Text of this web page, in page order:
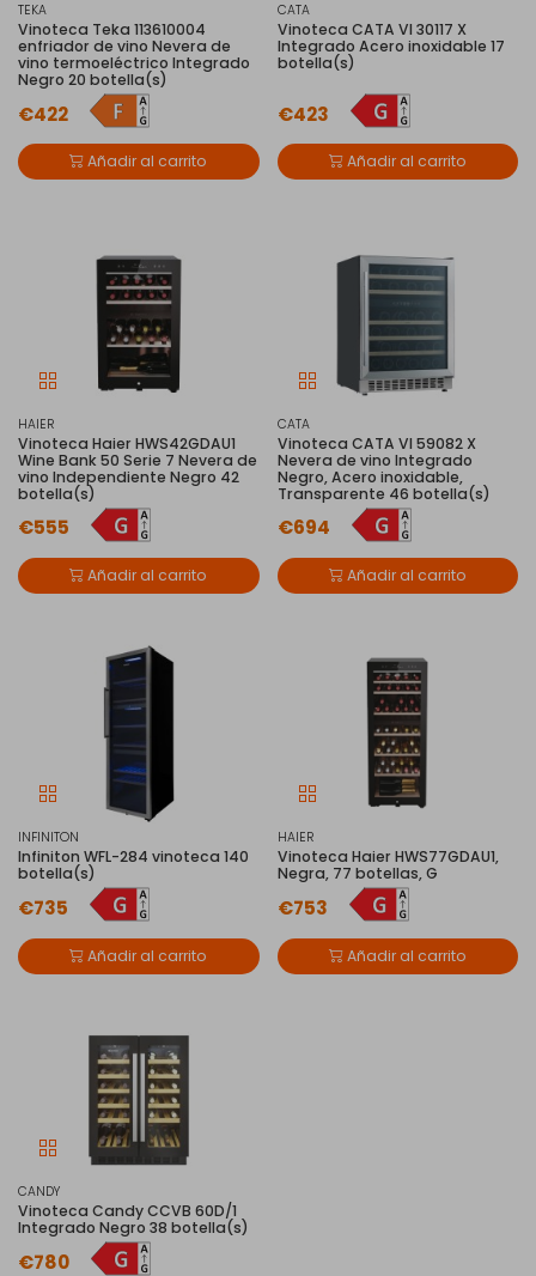
TEKA
Vinoteca Teka 113610004
enfriador de vino Nevera de
vino termoeléctrico Integrado
Negro 20 botella(s)
€422
Añadir al carrito
CATA
Vinoteca CATA VI 30117 X
Integrado Acero inoxidable 17
botella(s)
€423
Añadir al carrito
HAIER
Vinoteca Haier HWS42GDAU1
Wine Bank 50 Serie 7 Nevera de
vino Independiente Negro 42
botella(s)
€555
Añadir al carrito
CATA
Vinoteca CATA VI 59082 X
Nevera de vino Integrado
Negro, Acero inoxidable,
Transparente 46 botella(s)
€694
Añadir al carrito
INFINITON
Infiniton WFL-284 vinoteca 140
botella(s)
€735
Añadir al carrito
HAIER
Vinoteca Haier HWS77GDAU1,
Negra, 77 botellas, G
€753
Añadir al carrito
CANDY
Vinoteca Candy CCVB 60D/1
Integrado Negro 38 botella(s)
€780